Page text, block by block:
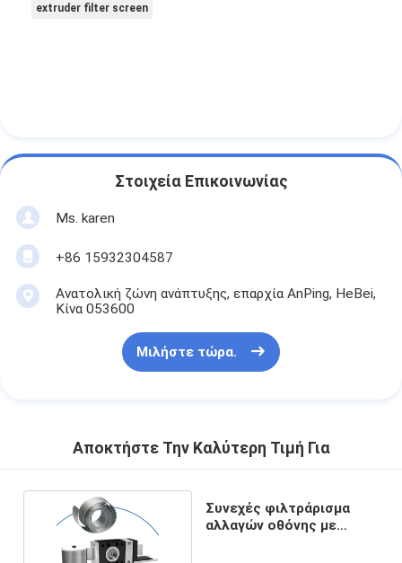
extruder filter screen
Στοιχεία Επικοινωνίας
Ms. karen
+86 15932304587
Ανατολική ζώνη ανάπτυξης, επαρχία AnPing, HeBei,
Κίνα 053600
Μιλήστε τώρα.
Αποκτήστε Την Καλύτερη Τιμή Για
Συνεχές φιλτράρισμα
αλλαγών οθόνης με